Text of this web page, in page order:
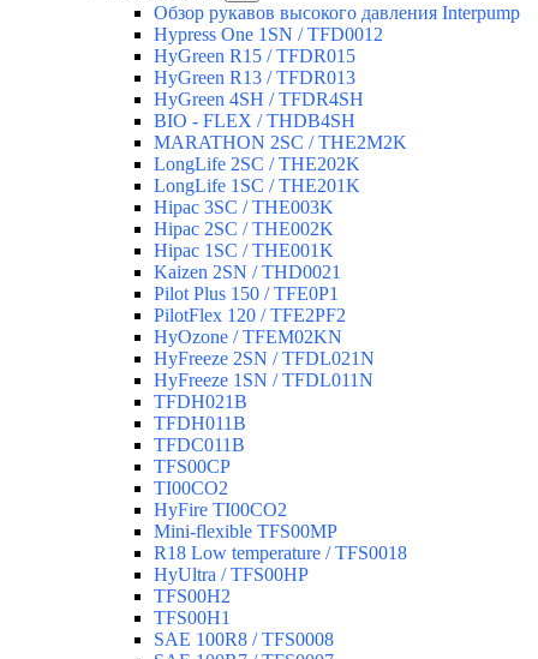
Обзор рукавов высокого давления Interpump
Hypress One 1SN / TFD0012
HyGreen R15 / TFDR015
HyGreen R13 / TFDR013
HyGreen 4SH / TFDR4SH
BIO - FLEX / THDB4SH
MARATHON 2SC / THE2M2K
LongLife 2SC / THE202K
LongLife 1SC / THE201K
Hipac 3SC / THE003K
Hipac 2SC / THE002K
Hipac 1SC / THE001K
Kaizen 2SN / THD0021
Pilot Plus 150 / TFE0P1
PilotFlex 120 / TFE2PF2
HyOzone / TFEM02KN
HyFreeze 2SN / TFDL021N
HyFreeze 1SN / TFDL011N
TFDH021B
TFDH011B
TFDC011B
TFS00CP
TI00CO2
HyFire TI00CO2
Mini-flexible TFS00MP
R18 Low temperature / TFS0018
HyUltra / TFS00HP
TFS00H2
TFS00H1
SAE 100R8 / TFS0008